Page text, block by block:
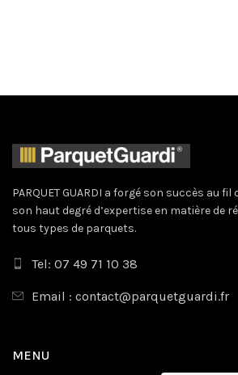
PARQUET GUARDI a forgé son succès au
son haut degré d’expertise en matière de
tous types de parquets.
Tel: 07 49 71 10 38
Email : contact@parquetguardi.fr
MENU